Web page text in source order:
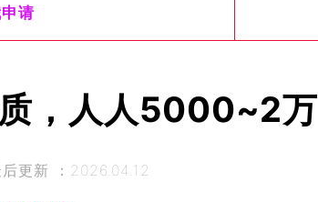
请
，人人5000~2万
更新 ：2026.04.12